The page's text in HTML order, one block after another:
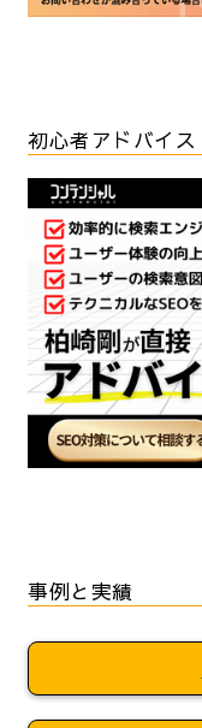
初心者アドバイス
事例と実績